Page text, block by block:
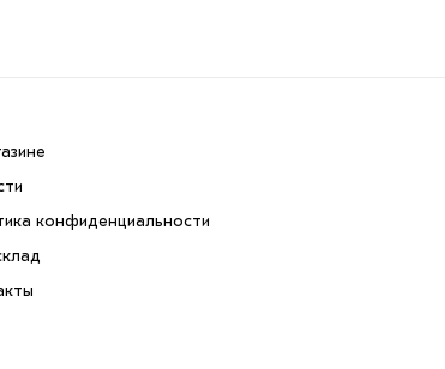
конфиденциальности